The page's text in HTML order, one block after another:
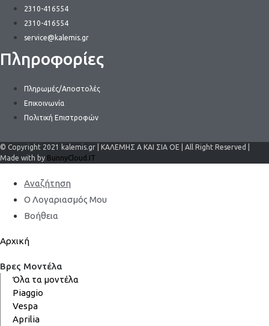
2310-416554
2310-416554
service@kalemis.gr
Πληροφορίες
Πληρωμές/Αποστολές
Επικοινωνία
Πολιτική Επιστροφών
© Copyright 2021 kalemis.gr | ΚΑΛΕΜΗΣ Α ΚΑΙ ΣΙΑ ΟΕ | All Right Reserved |
Made with by BunnyCloud.IT
Αναζήτηση
Ο Λογαριασμός Μου
Βοήθεια
Αρχική
Βρες Μοντέλα
Όλα τα μοντέλα
Piaggio
Vespa
Aprilia